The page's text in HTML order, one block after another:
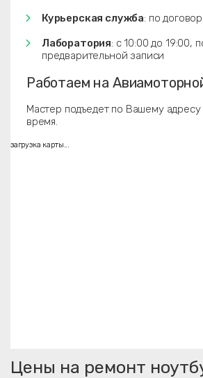
Курьерская служба: по
Лаборатория: с 10:00 до 19:00,
предварительной записи
Работаем на
Мастер подъедет по Вашему
время.
загрузка карты...
Цены на ремонт